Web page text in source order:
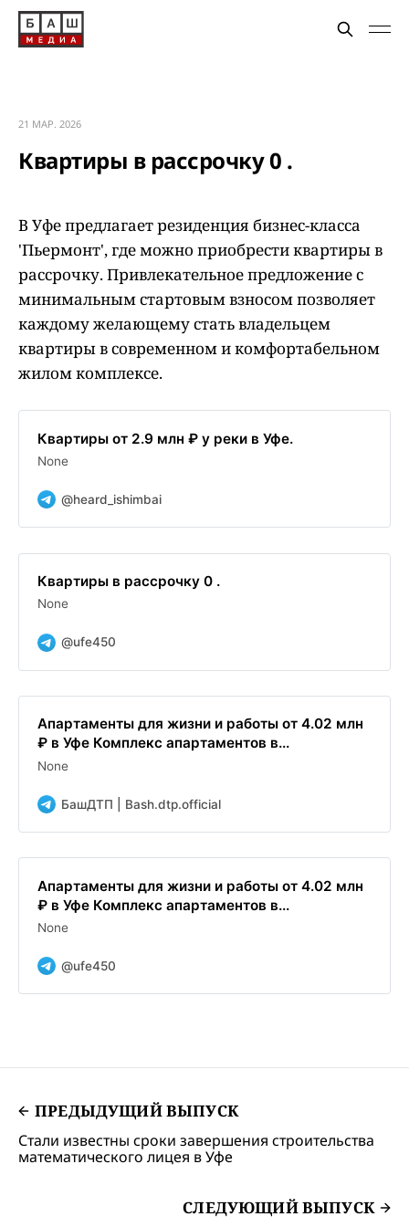
21 МАР. 2026
Квартиры в рассрочку 0 .
В Уфе предлагает резиденция бизнес-класса
'Пьермонт', где можно приобрести квартиры в
рассрочку. Привлекательное предложение с
минимальным стартовым взносом позволяет
каждому желающему стать владельцем
квартиры в современном и комфортабельном
жилом комплексе.
Квартиры от 2.9 млн ₽ у реки в Уфе.
None
@heard_ishimbai
Квартиры в рассрочку 0 .
None
@ufe450
Апартаменты для жизни и работы от 4.02 млн
₽ в Уфе Комплекс апартаментов в...
None
БашДТП | Bash.dtp.official
Апартаменты для жизни и работы от 4.02 млн
₽ в Уфе Комплекс апартаментов в...
None
@ufe450
ПРЕДЫДУЩИЙ ВЫПУСК
Стали известны сроки завершения строительства
математического лицея в Уфе
СЛЕДУЮЩИЙ ВЫПУСК